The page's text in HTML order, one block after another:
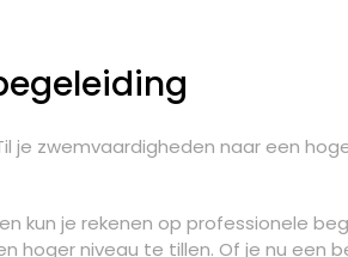
je zwemvaardigheden naar een
kun je rekenen op professionele
hoger niveau te tillen. Of je nu een